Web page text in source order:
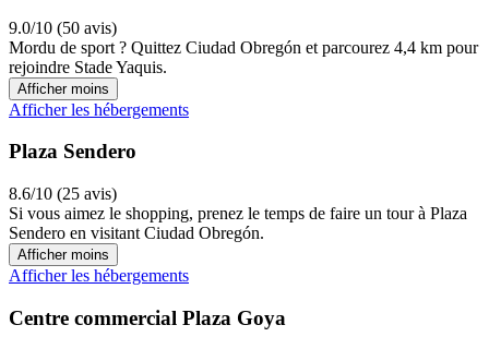
9.0/10 (50 avis)
Mordu de sport ? Quittez Ciudad Obregón et parcourez 4,4 km pour
rejoindre Stade Yaquis.
Afficher moins
Afficher les hébergements
Plaza Sendero
8.6/10 (25 avis)
Si vous aimez le shopping, prenez le temps de faire un tour à Plaza
Sendero en visitant Ciudad Obregón.
Afficher moins
Afficher les hébergements
Centre commercial Plaza Goya